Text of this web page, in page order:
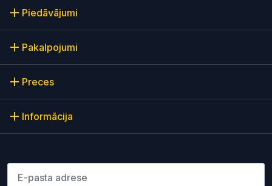
Piedāvājumi
Pakalpojumi
Preces
Informācija
Lūdzu ievadiet e-pasta adresi